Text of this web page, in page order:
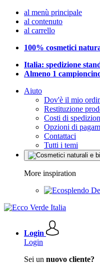
al menù principale
al contenuto
al carrello
100% cosmetici
Italia: spedizione
Almeno 1
Aiuto
Dov'è il mio
Restituzione
Costi di
Opzioni di
Contattaci
Tutti i temi
More inspiration
Login
Login
Sei un nuovo cliente?